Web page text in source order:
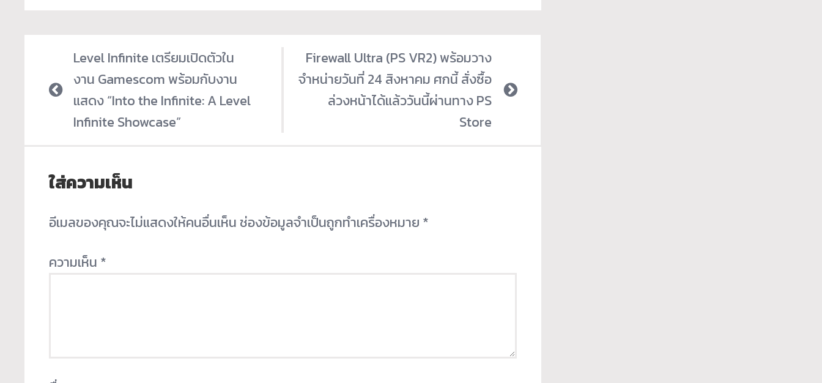
Level Infinite เตรียมเปิดตัวใน
งาน Gamescom พร้อมกับงาน
แสดง “Into the Infinite: A Level
Infinite Showcase”
Firewall Ultra (PS VR2) พร้อมวาง
จำหน่ายวันที่ 24 สิงหาคม ศกนี้ สั่งซื้อ
ล่วงหน้าได้แล้ววันนี้ผ่านทาง PS
Store
ใส่ความเห็น
อีเมลของคุณจะไม่แสดงให้คนอื่นเห็นช่องข้อมูลจำเป็นถูกทำเครื่องหมาย *
ความเห็น *